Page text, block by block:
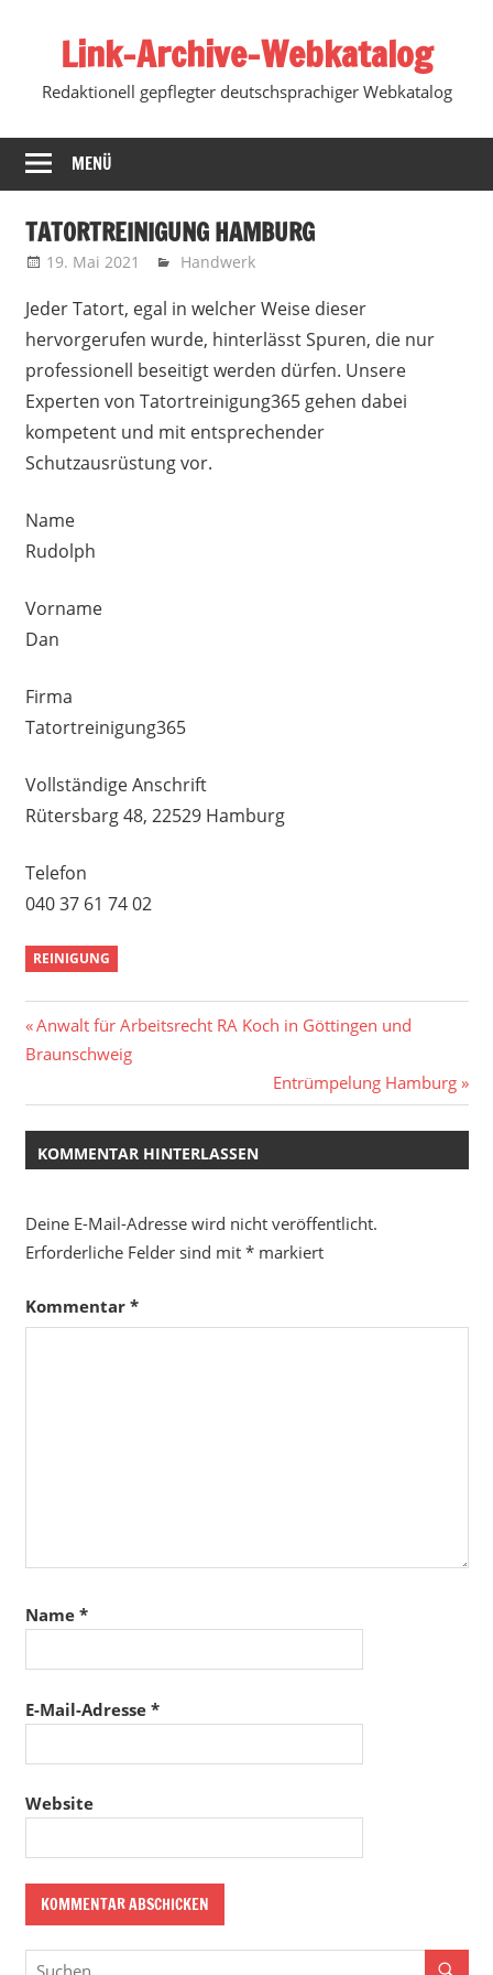
springenLink-Archive-Webkatalog
Redaktionell gepflegter deutschsprachiger Webkatalog
MENÜ
TATORTREINIGUNG HAMBURG
19. Mai 2021 Marko
Handwerk
Jeder Tatort, egal in welcher Weise dieser
hervorgerufen wurde, hinterlässt Spuren, die nur
professionell beseitigt werden dürfen. Unsere
Experten von Tatortreinigung365 gehen dabei
kompetent und mit entsprechender
Schutzausrüstung vor.
Name
Rudolph
Vorname
Dan
Firma
Tatortreinigung365
Vollständige Anschrift
Rütersbarg 48, 22529 Hamburg
Telefon
040 37 61 74 02
REINIGUNG
Beitragsnavigation
Vorheriger
Beitrag:
Anwalt für Arbeitsrecht RA Koch in Göttingen und
Braunschweig
Nächster
Beitrag:
Entrümpelung Hamburg
KOMMENTAR HINTERLASSEN
Deine E-Mail-Adresse wird nicht veröffentlicht.
Erforderliche Felder sind mit *markiert
Kommentar *
Name *
E-Mail-Adresse *
Website